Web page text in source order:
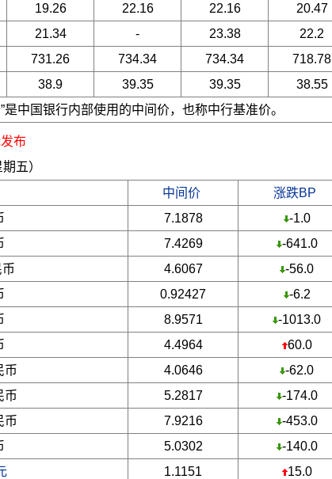
19.26 22.16 22.16
20.47
21.34 - 23.38
22.2
731.26 734.34 734.34
718.78
38.9 39.35 39.35
38.55
是中国银行内部使用的中间价，也称中行基准价。
布
五）
中间价
涨跌BP
7.1878
-1.0
7.4269
-641.0
4.6067
-56.0
0.92427
-6.2
8.9571
-1013.0
4.4964
60.0
币 4.0646
-62.0
币 5.2817
-174.0
币 7.9216
-453.0
5.0302
-140.0
1.1151
15.0